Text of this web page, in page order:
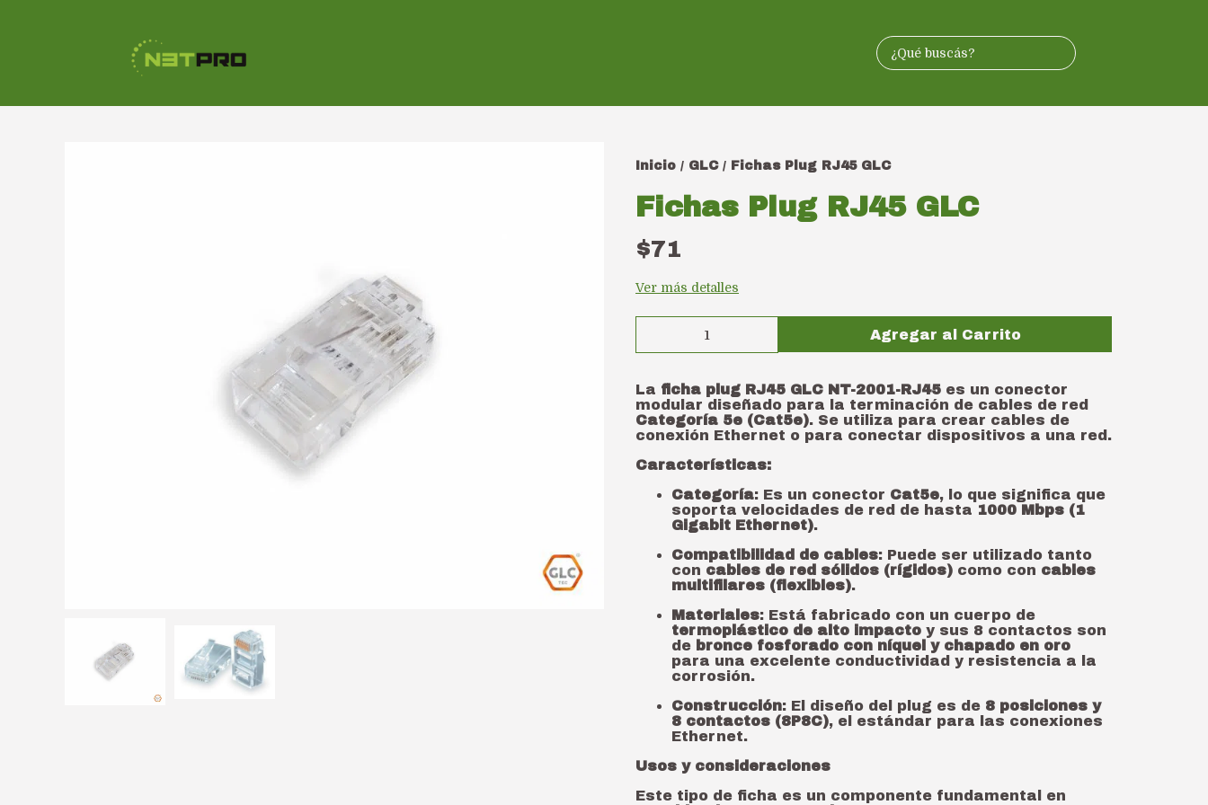
Inicio / GLC / Fichas Plug RJ45 GLC
Fichas Plug RJ45 GLC
$71
Ver más detalles
Agregar al Carrito
La ficha plug RJ45 GLC NT-2001-RJ45 es un conector
modular diseñado para la terminación de cables de red
Categoría 5e (Cat5e). Se utiliza para crear cables de
conexión Ethernet o para conectar dispositivos a una red.
Características:
Categoría: Es un conector Cat5e, lo que significa que
soporta velocidades de red de hasta 1000 Mbps (1
Gigabit Ethernet).
Compatibilidad de cables: Puede ser utilizado tanto
con cables de red sólidos (rígidos) como con cables
multifilares (flexibles).
Materiales: Está fabricado con un cuerpo de
termoplástico de alto impacto y sus 8 contactos son
de bronce fosforado con níquel y chapado en oro
para una excelente conductividad y resistencia a la
corrosión.
Construcción: El diseño del plug es de 8 posiciones y
8 contactos (8P8C), el estándar para las conexiones
Ethernet.
Usos y consideraciones
Este tipo de ficha es un componente fundamental en